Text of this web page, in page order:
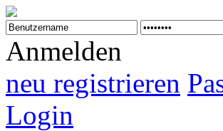
Anmelden
neu registrieren
Login